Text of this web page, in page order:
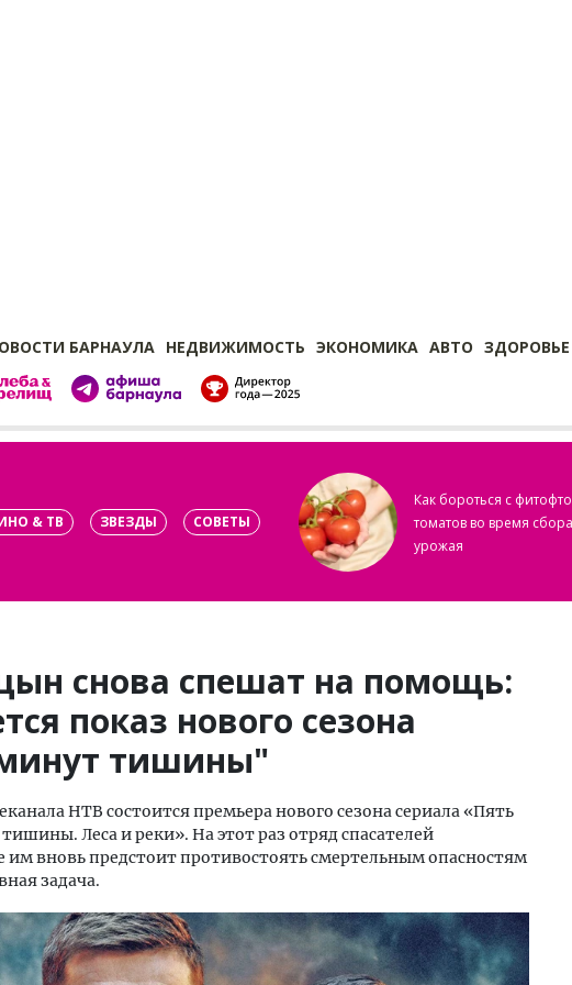
БАРНАУЛА НЕДВИЖИМОСТЬ ЭКОНОМИКА АВТО ЗДОРОВЬЕ
& ТВ ЗВЕЗДЫ СОВЕТЫ
Как бороться с
томатов во время сбора
урожая
снова спешат на помощь:
показ нового сезона
тишины"
НТВ состоится премьера нового сезона сериала «Пять
Леса и реки». На этот раз отряд спасателей
им вновь предстоит противостоять смертельным опасностям
задача.